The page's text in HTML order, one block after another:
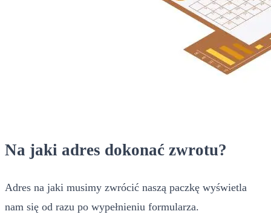
Na jaki adres dokonać zwrotu?
Adres na jaki musimy zwrócić naszą paczkę wyświetla
nam się od razu po wypełnieniu formularza.